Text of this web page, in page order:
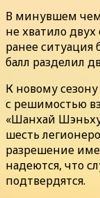
В минувшем
не хватило
ранее
балл разделил
К новому
с решимостью
«Шанхай
шесть
разрешение
надеются, что
подтвердятся.